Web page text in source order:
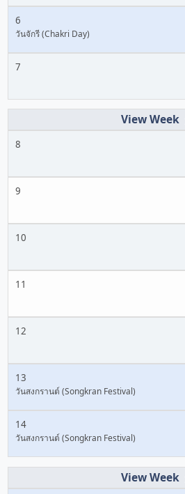
6
วันจักรี (Chakri Day)
7
8
9
10
11
12
13
วันสงกรานต์ (Songkran Festival)
14
วันสงกรานต์ (Songkran Festival)